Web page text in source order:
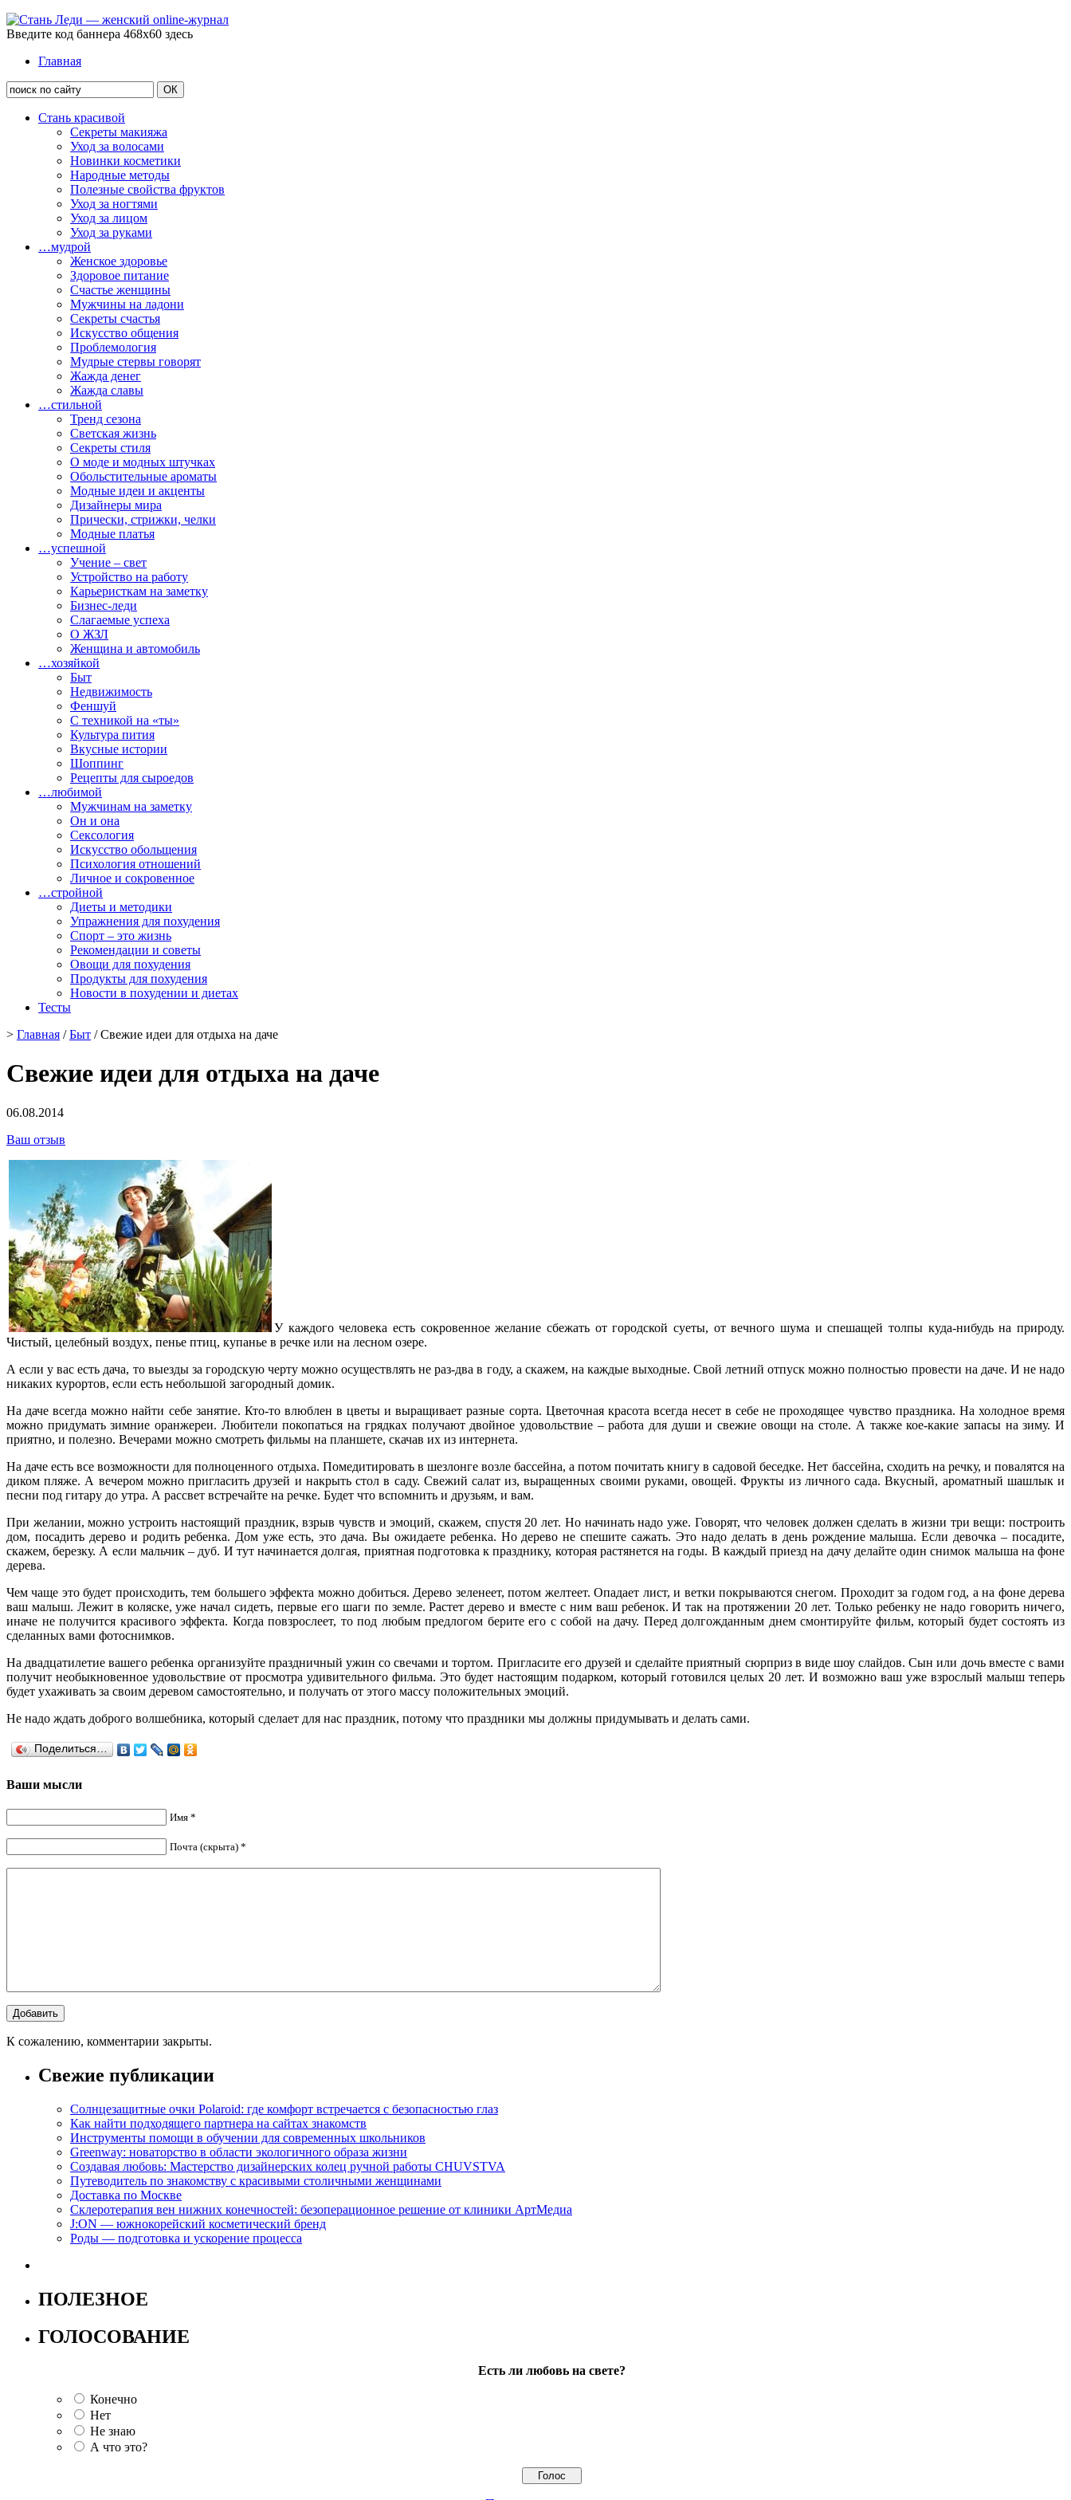
Введите код баннера 468x60 здесь
Главная
Стань красивой
Секреты макияжа
Уход за волосами
Новинки косметики
Народные методы
Полезные свойства фруктов
Уход за ногтями
Уход за лицом
Уход за руками
…мудрой
Женское здоровье
Здоровое питание
Счастье женщины
Мужчины на ладони
Секреты счастья
Искусство общения
Проблемология
Мудрые стервы говорят
Жажда денег
Жажда славы
…стильной
Тренд сезона
Светская жизнь
Секреты стиля
О моде и модных штучках
Обольстительные ароматы
Модные идеи и акценты
Дизайнеры мира
Прически, стрижки, челки
Модные платья
…успешной
Учение – свет
Устройство на работу
Карьеристкам на заметку
Бизнес-леди
Слагаемые успеха
О ЖЗЛ
Женщина и автомобиль
…хозяйкой
Быт
Недвижимость
Феншуй
С техникой на «ты»
Культура пития
Вкусные истории
Шоппинг
Рецепты для сыроедов
…любимой
Мужчинам на заметку
Он и она
Сексология
Искусство обольщения
Психология отношений
Личное и сокровенное
…стройной
Диеты и методики
Упражнения для похудения
Спорт – это жизнь
Рекомендации и советы
Овощи для похудения
Продукты для похудения
Новости в похудении и диетах
Тесты
> Главная /Быт / Свежие идеи для отдыха на даче
Свежие идеи для отдыха на даче
06.08.2014
Ваш отзыв
У каждого человека есть сокровенное желание сбежать от городской суеты, от вечного шума и спешащей толпы куда-нибудь на природу.
Чистый, целебный воздух, пенье птиц, купанье в речке или на лесном озере.
А если у вас есть дача, то выезды за городскую черту можно осуществлять не раз-два в году, а скажем, на каждые выходные. Свой летний отпуск можно полностью провести на даче. И не надо
никаких курортов, если есть небольшой загородный домик.
На даче всегда можно найти себе занятие. Кто-то влюблен в цветы и выращивает разные сорта. Цветочная красота всегда несет в себе не проходящее чувство праздника. На холодное время
можно придумать зимние оранжереи. Любители покопаться на грядках получают двойное удовольствие – работа для души и свежие овощи на столе. А также кое-какие запасы на зиму. И
приятно, и полезно. Вечерами можно смотреть фильмы на планшете, скачав их из интернета.
На даче есть все возможности для полноценного отдыха. Помедитировать в шезлонге возле бассейна, а потом почитать книгу в садовой беседке. Нет бассейна, сходить на речку, и повалятся на
диком пляже. А вечером можно пригласить друзей и накрыть стол в саду. Свежий салат из, выращенных своими руками, овощей. Фрукты из личного сада. Вкусный, ароматный шашлык и
песни под гитару до утра. А рассвет встречайте на речке. Будет что вспомнить и друзьям, и вам.
При желании, можно устроить настоящий праздник, взрыв чувств и эмоций, скажем, спустя 20 лет. Но начинать надо уже. Говорят, что человек должен сделать в жизни три вещи: построить
дом, посадить дерево и родить ребенка. Дом уже есть, это дача. Вы ожидаете ребенка. Но дерево не спешите сажать. Это надо делать в день рождение малыша. Если девочка – посадите,
скажем, березку. А если мальчик – дуб. И тут начинается долгая, приятная подготовка к празднику, которая растянется на годы. В каждый приезд на дачу делайте один снимок малыша на фоне
дерева.
Чем чаще это будет происходить, тем большего эффекта можно добиться. Дерево зеленеет, потом желтеет. Опадает лист, и ветки покрываются снегом. Проходит за годом год, а на фоне дерева
ваш малыш. Лежит в коляске, уже начал сидеть, первые его шаги по земле. Растет дерево и вместе с ним ваш ребенок. И так на протяжении 20 лет. Только ребенку не надо говорить ничего,
иначе не получится красивого эффекта. Когда повзрослеет, то под любым предлогом берите его с собой на дачу. Перед долгожданным днем смонтируйте фильм, который будет состоять из
сделанных вами фотоснимков.
На двадцатилетие вашего ребенка организуйте праздничный ужин со свечами и тортом. Пригласите его друзей и сделайте приятный сюрприз в виде шоу слайдов. Сын или дочь вместе с вами
получит необыкновенное удовольствие от просмотра удивительного фильма. Это будет настоящим подарком, который готовился целых 20 лет. И возможно ваш уже взрослый малыш теперь
будет ухаживать за своим деревом самостоятельно, и получать от этого массу положительных эмоций.
Не надо ждать доброго волшебника, который сделает для нас праздник, потому что праздники мы должны придумывать и делать сами.
Поделиться…
Ваши мысли
Имя *
Почта (скрыта) *
К сожалению, комментарии закрыты.
Свежие публикации
Солнцезащитные очки Polaroid: где комфорт встречается с безопасностью глаз
Как найти подходящего партнера на сайтах знакомств
Инструменты помощи в обучении для современных школьников
Greenway: новаторство в области экологичного образа жизни
Создавая любовь: Мастерство дизайнерских колец ручной работы CHUVSTVA
Путеводитель по знакомству с красивыми столичными женщинами
Доставка по Москве
Склеротерапия вен нижних конечностей: безоперационное решение от клиники АртМедиа
J:ON — южнокорейский косметический бренд
Роды — подготовка и ускорение процесса
ПОЛЕЗНОЕ
ГОЛОСОВАНИЕ
Есть ли любовь на свете?
Конечно
Нет
Не знаю
А что это?